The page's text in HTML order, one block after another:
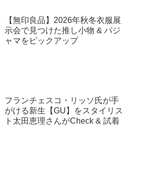
【無印良品】2026年秋冬衣服展
示会で見つけた推し小物 & パジ
ャマをピックアップ
フランチェスコ・リッソ氏が手
がける新生【GU】をスタイリス
ト太田恵理さんがCheck & 試着